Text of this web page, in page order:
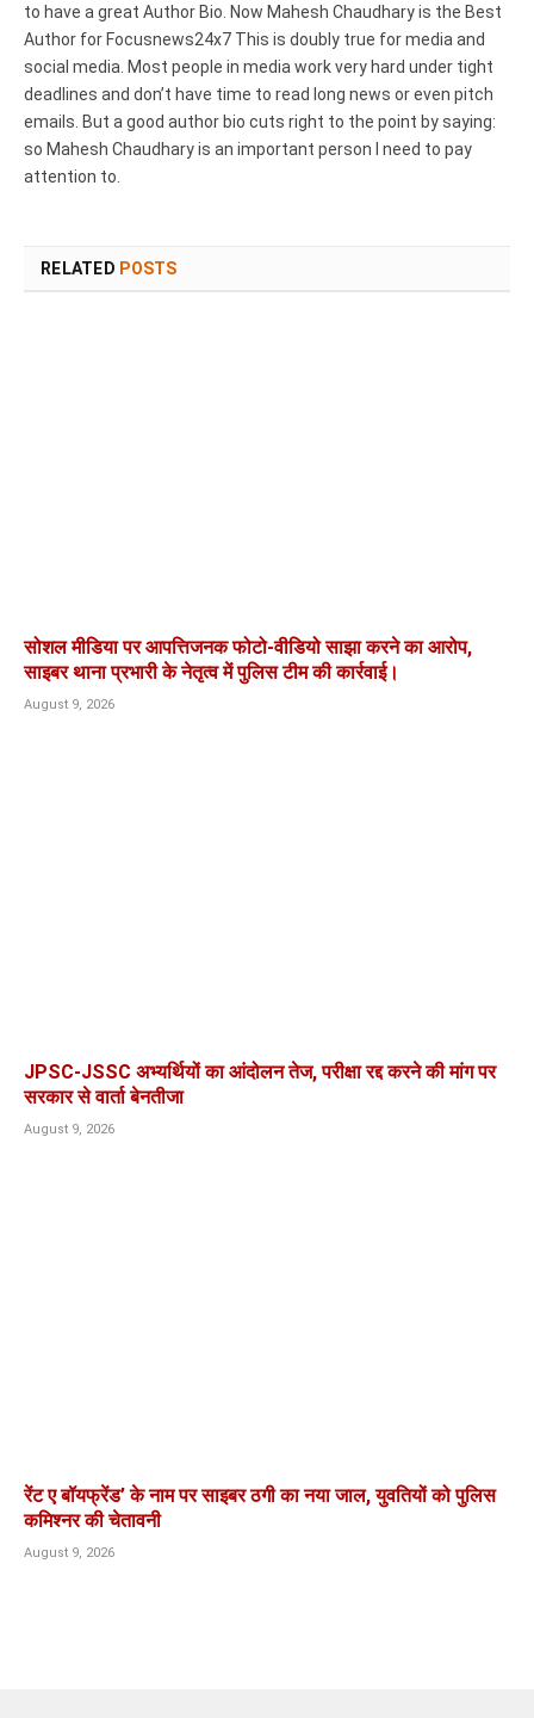
to have a great Author Bio. Now Mahesh Chaudhary is the Best
Author for Focusnews24x7 This is doubly true for media and
social media. Most people in media work very hard under tight
deadlines and don’t have time to read long news or even pitch
emails. But a good author bio cuts right to the point by saying:
so Mahesh Chaudhary is an important person I need to pay
attention to.
RELATED POSTS
सोशल मीडिया पर आपत्तिजनक फोटो-वीडियो साझा करने का आरोप,
साइबर थाना प्रभारी के नेतृत्व में पुलिस टीम की कार्रवाई।
August 9, 2026
JPSC-JSSC अभ्यर्थियों का आंदोलन तेज, परीक्षा रद्द करने की मांग पर
सरकार से वार्ता बेनतीजा
August 9, 2026
रेंट ए बॉयफ्रेंड’ के नाम पर साइबर ठगी का नया जाल, युवतियों को पुलिस
कमिश्नर की चेतावनी
August 9, 2026